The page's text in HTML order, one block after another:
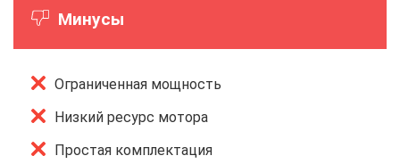
Минусы
Ограниченная мощность
Низкий ресурс мотора
Простая комплектация